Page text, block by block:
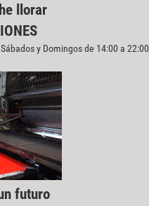
llorar
y Domingos de 14:00 a 22:00
futuro